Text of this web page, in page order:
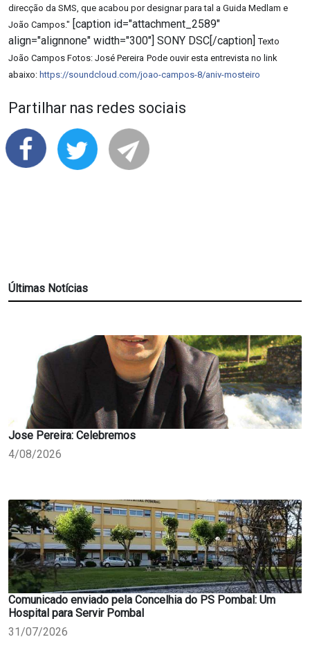
direcção da SMS, que acabou por designar para tal a Guida Medlam e
João Campos." [caption id="attachment_2589"
align="alignnone" width="300"] SONY DSC[/caption]Texto
João Campos Fotos: José Pereira Pode ouvir esta entrevista no link
abaixo: https://soundcloud.com/joao-campos-8/aniv-mosteiro
Partilhar nas redes sociais
Últimas Notícias
Jose Pereira: Celebremos
4/08/2026
Comunicado enviado pela Concelhia do PS Pombal: Um
Hospital para Servir Pombal
31/07/2026